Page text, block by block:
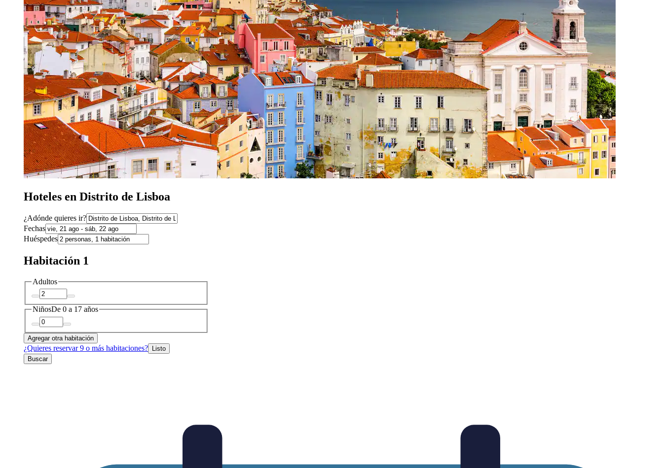
Hoteles en Distrito de Lisboa
¿Adónde quieres ir?
Fechas
Huéspedes
Habitación 1
Adultos
NiñosDe 0 a 17 años
Agregar otra habitación
¿Quieres reservar 9 o más habitaciones? Listo
Buscar